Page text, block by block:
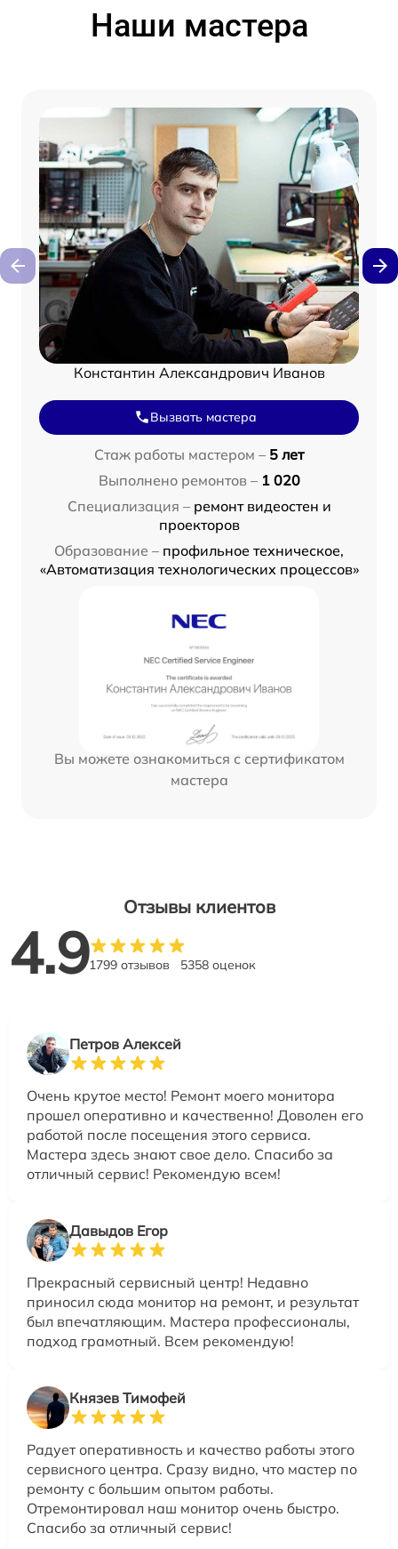
Наши мастера
Константин Александрович Иванов
Вызвать мастера
Стаж работы мастером – 5 лет
Выполнено ремонтов – 1 020
Специализация – ремонт видеостен и
проекторов
Образование – профильное техническое,
«Автоматизация технологических процессов»
Вы можете ознакомиться с сертификатом
мастера
Отзывы клиентов
4.91799 отзывов 5358 оценок
Петров Алексей
Очень крутое место! Ремонт моего монитора
прошел оперативно и качественно! Доволен его
работой после посещения этого сервиса.
Мастера здесь знают свое дело. Спасибо за
отличный сервис! Рекомендую всем!
Давыдов Егор
Прекрасный сервисный центр! Недавно
приносил сюда монитор на ремонт, и результат
был впечатляющим. Мастера профессионалы,
подход грамотный. Всем рекомендую!
Князев Тимофей
Радует оперативность и качество работы этого
сервисного центра. Сразу видно, что мастер по
ремонту с большим опытом работы.
Отремонтировал наш монитор очень быстро.
Спасибо за отличный сервис!